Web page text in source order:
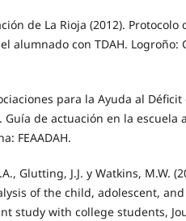
de La Rioja (2012). Protocolo
alumnado con TDAH. Logroño:
para la Ayuda al
de actuación en la escuela
FEAADAH.
Glutting, J.J. y Watkins, M.W.
of the child, adolescent,
study with college students,